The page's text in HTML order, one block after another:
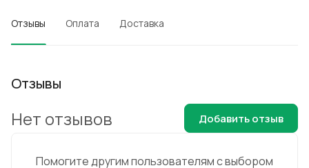
Отзывы Оплата Доставка
Отзывы
Помогите другим пользователям с выбором
Нет отзывов Добавить отзыв